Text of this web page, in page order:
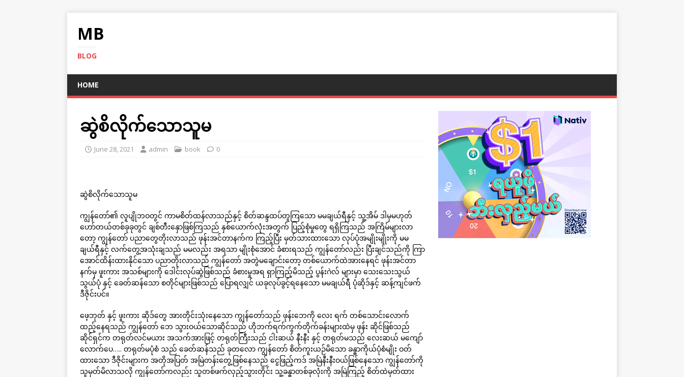
MB
BLOG
HOME
ဆွဲစိလိုက်သောသူမ
June 28, 2021 admin book 0
ဆွဲစိလိုက်သောသူမ
ကျွန်တော်၏ လူပျိုဘဝတွင် ကာမစိတ်ထန်လာသည်နှင့် စိတ်ဆန္ဒထပ်တူကြသော မမချယ်ရီနှင့် သူ့အိမ် ဒါမှမဟုတ်
ဟော်တယ်တစ်ခုခုတွင် ချစ်တီးနှောဖြစ်ကြသည် နှစ်ယောက်လုံးအတွက် ပြည့်စုံမှုတွေ ရရှိကြသည် အကြိမ်များလာ
တော့ ကျွန်တော် ပညာတွေတိုးလာသည် ဖုန်းအင်တာနက်က ကြည့်ပြီး မှတ်သားထားသော လုပ်ပုံအမျိုးမျိုးကို မမ
ချယ်ရီနှင့် လက်တွေ့အသုံးချသည် မမလည်း အရသာ မျိုးစုံအောင် ခံစားရသည် ကျွန်တော်လည်း ပြီးချင်သည်ကို ကြာ
အောင်ထိန်းထားနိုင်သော ပညာတိုးလာသည် ကျွန်တော် အတွဲမချောင်းတော့ တစ်ယောက်ထဲအားနေရင် ဖုန်းအင်တာ
နက်မှ ဖူးကား အသစ်များကို ဒေါင်းလုပ်ဆွဲဖြစ်သည် ခံစားမှုအရ ရှာကြည့်မိသည့် ပွန်းဂဲလ် များမှာ သေးသေးသွယ်
သွယ်ပုံ နှင့် ခေတ်ဆန်သော စတိုင်များဖြစ်သည် ပြောရလျှင် ယခုလုပ်ခွင့်ရနေသော မမချယ်ရီ ပုံဆိုဒ်နှင့် ဆန့်ကျင်ဖက်
ဒီဇိုင်းပင်။
ဖေ့ဘုတ် နှင့် ဖူးကား ဆိုဒ်တွေ အားတိုင်းသုံးနေသော ကျွန်တော်သည် ဖုန်းဘေကို လေး ရက် တစ်သောင်းလောက်
ထည့်နေရသည် ကျွန်တော် ဘေ သွားဝယ်သောဆိုင်သည် ဟိုဘက်ရက်ကွက်တိုက်ခန်းများထဲမှ ဖုန်း ဆိုင်ဖြစ်သည်
ဆိုင်ရှင်က တရုတ်လင်မယား အသက်အားဖြင့် တရုတ်ကြီးသည် ငါးဆယ် နီးနီး နှင့် တရုတ်မသည် လေးဆယ် မကျော်
လောက်ပေ….. တရုတ်မပုံစံ သည် ခေတ်ဆန်သည် ခုတလော ကျွန်တော် စိတ်ကူးယဉ်မိသော ခန္ဓာကိုယ်ပုံစံမျိုး ဝတ်
ထားသော ဒီဇိုင်းများက အတိုအပြတ် အမြဲတန်းတွေ့ဖြစ်နေသည် ငွေဖြည့်ကဒ် အမြဲနီးနီးဝယ်ဖြစ်နေသော ကျွန်တော်ကို
သူမှတ်မိလာသလို ကျွန်တော်ကလည်း သူတစ်ဖက်လှည့်သွားတိုင်း သူ့ခန္ဓာတစ်ခုလုံးကို အမြဲကြည့် စိတ်ထဲမှတ်ထား